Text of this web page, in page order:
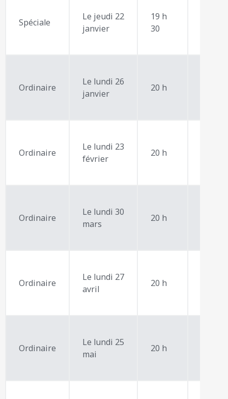
Spéciale
Le jeudi 22
janvier
19 h
30
Ordinaire
Le lundi 26
janvier
20 h
Ordinaire
Le lundi 23
février
20 h
Ordinaire
Le lundi 30
mars
20 h
Ordinaire
Le lundi 27
avril
20 h
Ordinaire
Le lundi 25
mai
20 h